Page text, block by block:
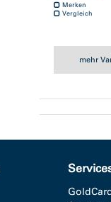
Merken
Vergleich
mehr